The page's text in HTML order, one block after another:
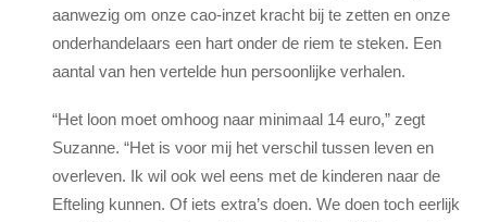
aanwezig om onze cao-inzet kracht bij te zetten en onze
onderhandelaars een hart onder de riem te steken. Een
aantal van hen vertelde hun persoonlijke verhalen.
“Het loon moet omhoog naar minimaal 14 euro,” zegt
Suzanne. “Het is voor mij het verschil tussen leven en
overleven. Ik wil ook wel eens met de kinderen naar de
Efteling kunnen. Of iets extra’s doen. We doen toch eerlijk